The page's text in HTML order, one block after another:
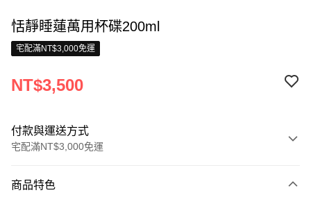
恬靜睡蓮萬用杯碟200ml
宅配滿NT$3,000免運
NT$3,500
付款與運送方式
宅配滿NT$3,000免運
信用卡一次付款
商品特色